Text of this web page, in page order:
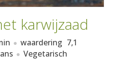
karwijzaad
waardering 7,1
Vegetarisch